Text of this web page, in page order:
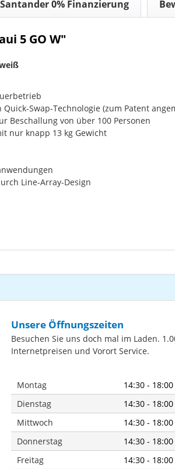
Santander 0% Finanzierung
5 GO W"
Swap-Technologie (zum Patent
Beschallung von über 100 Personen
nur knapp 13 kg Gewicht
Line-Array-Design
Unsere Öffnungszeiten
Besuchen Sie uns doch mal im Laden.
Internetpreisen und Vorort Service.
Montag
14:30 - 18:00
Dienstag
14:30 - 18:00
Mittwoch
14:30 - 18:00
Donnerstag
14:30 - 18:00
Freitag
14:30 - 18:00